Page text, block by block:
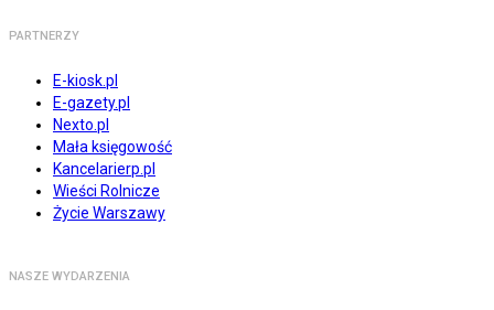
PARTNERZY
E-kiosk.pl
E-gazety.pl
Nexto.pl
Mała księgowość
Kancelarierp.pl
Wieści Rolnicze
Życie Warszawy
NASZE WYDARZENIA